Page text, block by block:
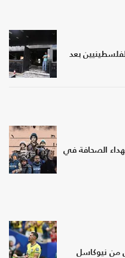
بعد
شهداء الصحافة في
من نيوكاسل